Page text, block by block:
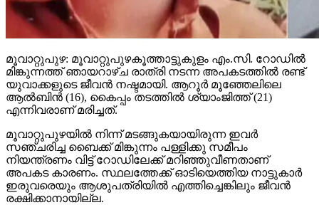
മൂവാറ്റുപുഴ: മൂവാറ്റുപുഴകൂത്താട്ടുകുളം എം.സി. റോഡില്‍
മിങ്കുന്നത്ത് ഞായറാഴ്ച രാത്രി നടന്ന അപകടത്തില്‍ രണ്ട്
യുവാക്കളുടെ ജീവന്‍ നഷ്ടമായി. ആറൂര്‍ മൂഞ്ഞേലിലെ
ആല്‍ബിന്‍ (16), കൈപ്പം തടത്തില്‍ ശ്യാംജിത്ത് (21)
എന്നിവരാണ് മരിച്ചത്.
മൂവാറ്റുപുഴയില്‍ നിന്ന് മടങ്ങുകയായിരുന്ന ഇവര്‍
സഞ്ചരിച്ച ബൈക്ക് മിങ്കുന്നം പള്ളിക്കു സമീപം
നിയന്ത്രണം വിട്ട് റോഡിലേക്ക് മറിഞ്ഞുവീണതാണ്
അപകട കാരണം. സ്ഥലത്തേക്ക് ഓടിയെത്തിയ നാട്ടുകാര്‍
ഇരുവരെയും ആശുപത്രിയില്‍ എത്തിച്ചെങ്കിലും ജീവന്‍
രക്ഷിക്കാനായില്ല.